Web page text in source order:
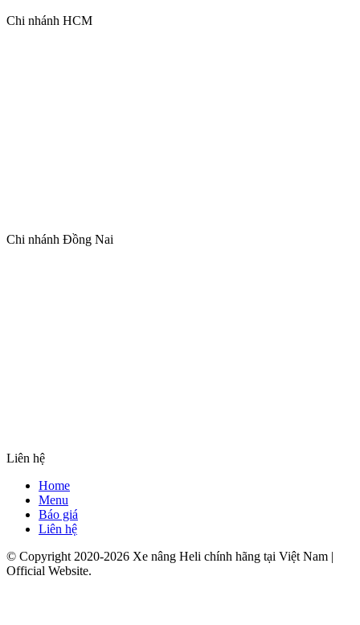
Chi nhánh HCM
Chi nhánh Đồng Nai
Liên hệ
Home
Menu
Báo giá
Liên hệ
© Copyright 2020-2026 Xe nâng Heli chính hãng tại Việt Nam |
Official Website.